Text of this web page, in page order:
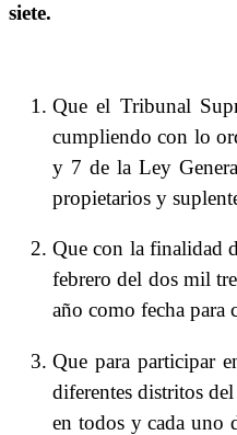
siete.
Que el Tribunal
cumpliendo con lo
y 7 de la Ley
propietarios y
Que con la finalidad
febrero del dos mil
año como fecha para
Que para participar
diferentes distritos
en todos y cada uno